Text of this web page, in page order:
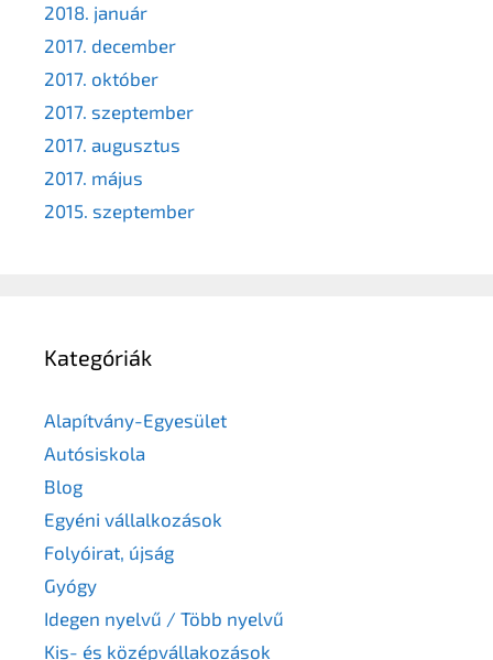
2018. január
2017. december
2017. október
2017. szeptember
2017. augusztus
2017. május
2015. szeptember
Kategóriák
Alapítvány-Egyesület
Autósiskola
Blog
Egyéni vállalkozások
Folyóirat, újság
Gyógy
Idegen nyelvű / Több nyelvű
Kis- és középvállakozások